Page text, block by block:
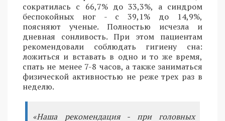
сократилась с 66,7% до 33,3%, а синдром
беспокойных ног - с 39,1% до 14,9%,
поясняют ученые. Полностью исчезла и
дневная сонливость. При этом пациентам
рекомендовали соблюдать гигиену сна:
ложиться и вставать в одно и то же время,
спать не менее 7-8 часов, а также заниматься
физической активностью не реже трех раз в
неделю.
«Наша рекомендация - при головных